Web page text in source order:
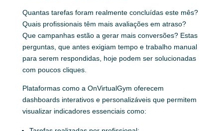
Quantas tarefas foram realmente concluídas este mês?
Quais profissionais têm mais avaliações em atraso?
Que campanhas estão a gerar mais conversões? Estas
perguntas, que antes exigiam tempo e trabalho manual
para serem respondidas, hoje podem ser solucionadas
com poucos cliques.
Plataformas como a OnVirtualGym oferecem
dashboards interativos e personalizáveis que permitem
visualizar indicadores essenciais como: